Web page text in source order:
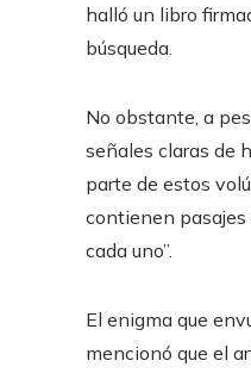
halló un libro
búsqueda.
No obstante, a
señales claras de
parte de estos
contienen pasajes
cada uno”.
El enigma que
mencionó que el